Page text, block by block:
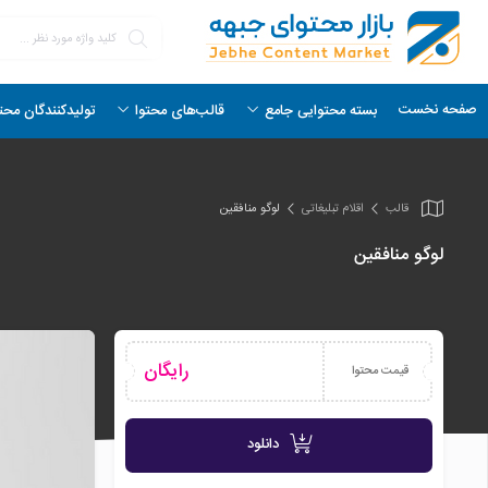
صفحه نخست بسته محتوایی جامع قالب‌های محتوا تولیدکنندگان
قالب اقلام تبلیغاتی لوگو منافقین
لوگو منافقین
قیمت محتوا رایگان
دانلود